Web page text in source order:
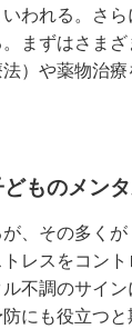
われる。さ
まずはさま
）や薬物治
ものメンタ
、その多く
レスをコン
不調のサイ
にも役立つ